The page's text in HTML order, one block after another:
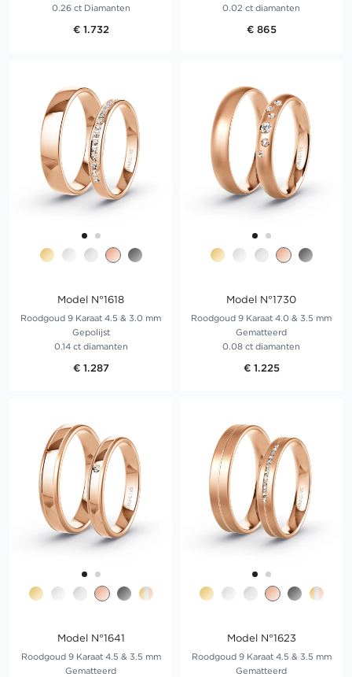
0.26 ct Diamanten
€ 1.732
0.02 ct diamanten
€ 865
Model N°1618
Roodgoud 9 Karaat 4.5 & 3.0 mm
Gepolijst
0.14 ct diamanten
€ 1.287
Model N°1730
Roodgoud 9 Karaat 4.0 & 3.5 mm
Gematteerd
0.08 ct diamanten
€ 1.225
Model N°1641
Roodgoud 9 Karaat 4.5 & 3.5 mm
Gematteerd
Model N°1623
Roodgoud 9 Karaat 4.5 & 3.5 mm
Gematteerd